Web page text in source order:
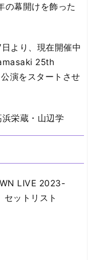
の幕開けを飾った
より、現在開催中
25th
演をスタートさせ
栄蔵・山辺学
LIVE 2023-
ットリスト